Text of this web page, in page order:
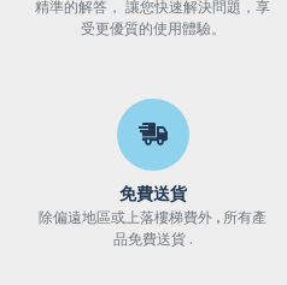
精準的解答， 讓您快速解決問題，享
受更優質的使用體驗。
免費送貨
除偏遠地區或上落樓梯費外 , 所有產
品免費送貨 .